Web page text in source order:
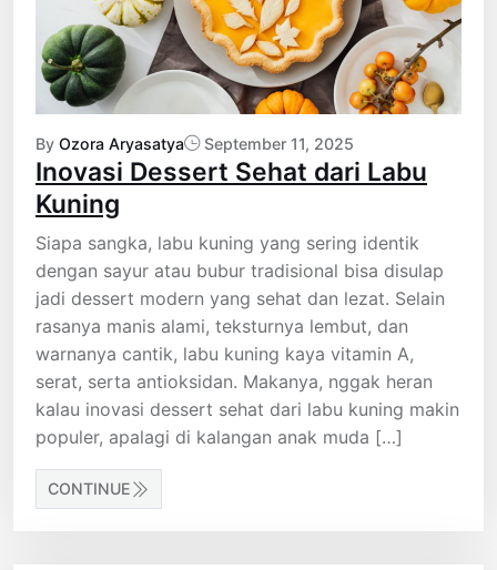
By Ozora Aryasatya September 11, 2025
Inovasi Dessert Sehat dari Labu
Kuning
Siapa sangka, labu kuning yang sering identik
dengan sayur atau bubur tradisional bisa disulap
jadi dessert modern yang sehat dan lezat. Selain
rasanya manis alami, teksturnya lembut, dan
warnanya cantik, labu kuning kaya vitamin A,
serat, serta antioksidan. Makanya, nggak heran
kalau inovasi dessert sehat dari labu kuning makin
populer, apalagi di kalangan anak muda […]
CONTINUE